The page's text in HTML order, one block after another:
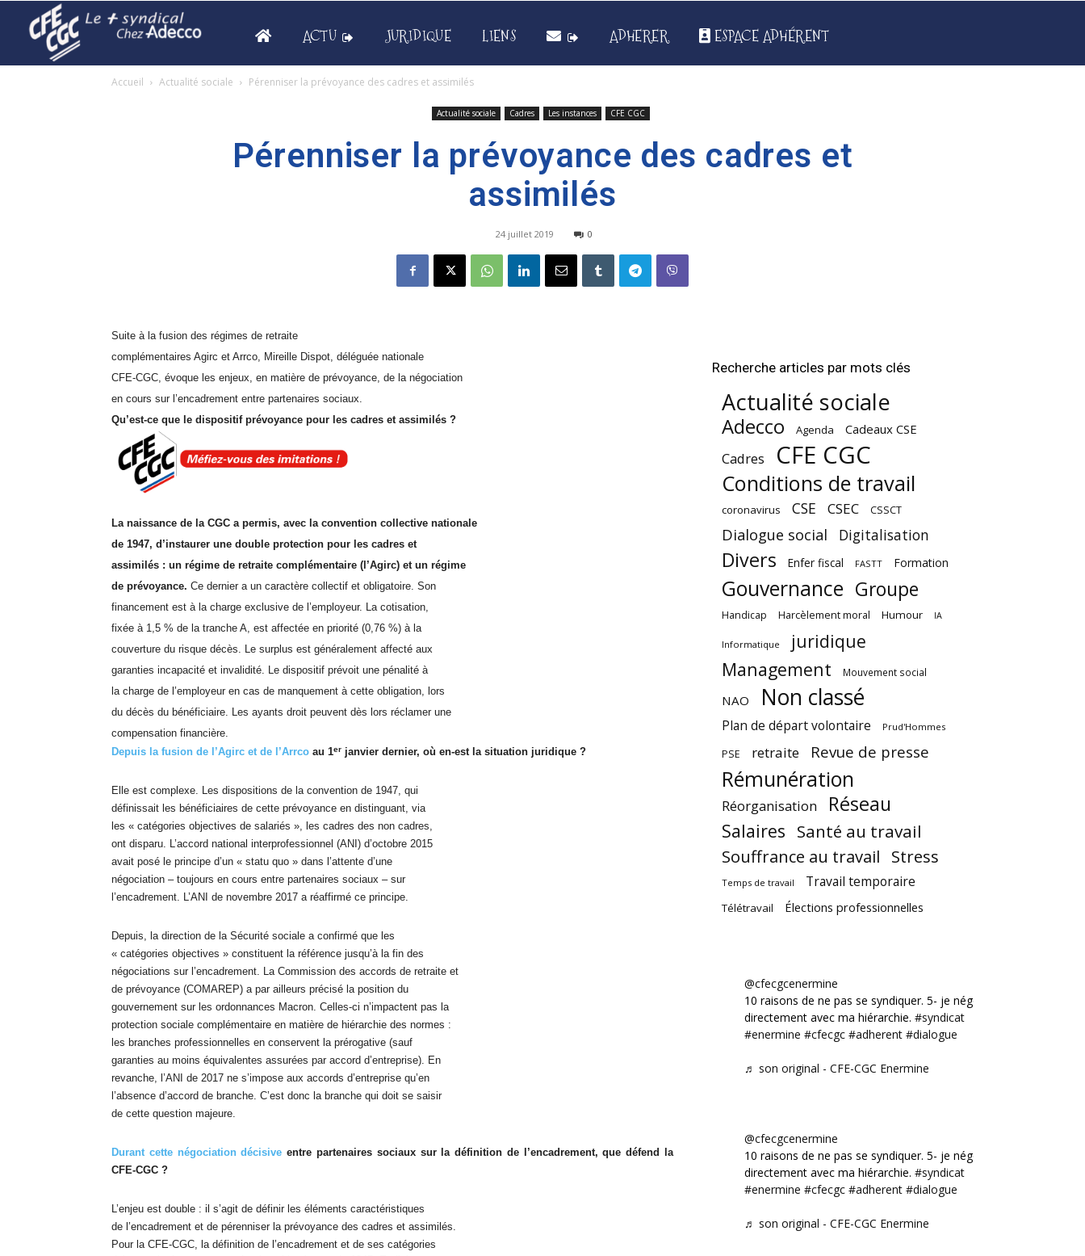
ACTU JURIDIQUE LIENS ADHERER ESPACE ADHÉRENT
Accueil Actualité sociale Pérenniser la prévoyance des cadres et assimilés
Actualité sociale Cadres Les instances CFE CGC
Pérenniser la prévoyance des cadres et
assimilés
24 juillet 2019 0
Suite à la fusion des régimes de retraite
complémentaires Agirc et Arrco, Mireille Dispot, déléguée nationale
CFE-CGC, évoque les enjeux, en matière de prévoyance, de la négociation
en cours sur l’encadrement entre partenaires sociaux.
Qu’est-ce que le dispositif prévoyance pour les cadres et assimilés ?
La naissance de la CGC a permis, avec la convention collective nationale
de 1947, d’instaurer une double protection pour les cadres et
assimilés : un régime de retraite complémentaire (l’Agirc) et un régime
de prévoyance. Ce dernier a un caractère collectif et obligatoire. Son
financement est à la charge exclusive de l’employeur. La cotisation,
fixée à 1,5 % de la tranche A, est affectée en priorité (0,76 %) à la
couverture du risque décès. Le surplus est généralement affecté aux
garanties incapacité et invalidité. Le dispositif prévoit une pénalité à
la charge de l’employeur en cas de manquement à cette obligation, lors
du décès du bénéficiaire. Les ayants droit peuvent dès lors réclamer une
compensation financière.
Depuis la fusion de l’Agirc et de l’Arrco au 1er janvier dernier, où en-est la situation juridique ?
Elle est complexe. Les dispositions de la convention de 1947, qui
définissait les bénéficiaires de cette prévoyance en distinguant, via
les « catégories objectives de salariés », les cadres des non cadres,
ont disparu. L’accord national interprofessionnel (ANI) d’octobre 2015
avait posé le principe d’un « statu quo » dans l’attente d’une
négociation – toujours en cours entre partenaires sociaux – sur
l’encadrement. L’ANI de novembre 2017 a réaffirmé ce principe.
Depuis, la direction de la Sécurité sociale a confirmé que les
« catégories objectives » constituent la référence jusqu’à la fin des
négociations sur l’encadrement. La Commission des accords de retraite et
de prévoyance (COMAREP) a par ailleurs précisé la position du
gouvernement sur les ordonnances Macron. Celles-ci n’impactent pas la
protection sociale complémentaire en matière de hiérarchie des normes :
les branches professionnelles en conservent la prérogative (sauf
garanties au moins équivalentes assurées par accord d’entreprise). En
revanche, l’ANI de 2017 ne s’impose aux accords d’entreprise qu’en
l’absence d’accord de branche. C’est donc la branche qui doit se saisir
de cette question majeure.
Durant cette négociation décisive entre partenaires sociaux sur la définition de l’encadrement, que défend la
CFE-CGC ?
L’enjeu est double : il s’agit de définir les éléments caractéristiques
de l’encadrement et de pérenniser la prévoyance des cadres et assimilés.
Pour la CFE-CGC, la définition de l’encadrement et de ses catégories
Recherche articles par mots clés
Actualité sociale
Adecco Agenda Cadeaux CSE
Cadres CFE CGC
Conditions de travail
coronavirus CSE CSEC CSSCT
Dialogue social Digitalisation
Divers Enfer fiscal FASTT Formation
Gouvernance Groupe
Handicap Harcèlement moral Humour IA
Informatique
juridique
Management
Mouvement social
NAO Non classé
Plan de départ volontaire Prud'Hommes
PSE retraite Revue de presse
Rémunération
Réorganisation Réseau
Salaires Santé au travail
Souffrance au travail Stress
Temps de travail Travail temporaire
Télétravail Élections professionnelles
@cfecgcenermine
10 raisons de ne pas se syndiquer. 5- je négocie
directement avec ma hiérarchie. #syndicat
#enermine #cfecgc #adherent #dialogue
♬ son original - CFE-CGC Enermine
@cfecgcenermine
10 raisons de ne pas se syndiquer. 5- je négocie
directement avec ma hiérarchie. #syndicat
#enermine #cfecgc #adherent #dialogue
♬ son original - CFE-CGC Enermine